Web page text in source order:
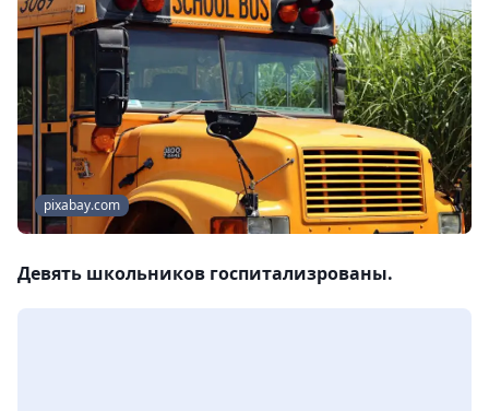
pixabay.com
Девять школьников госпитализрованы.